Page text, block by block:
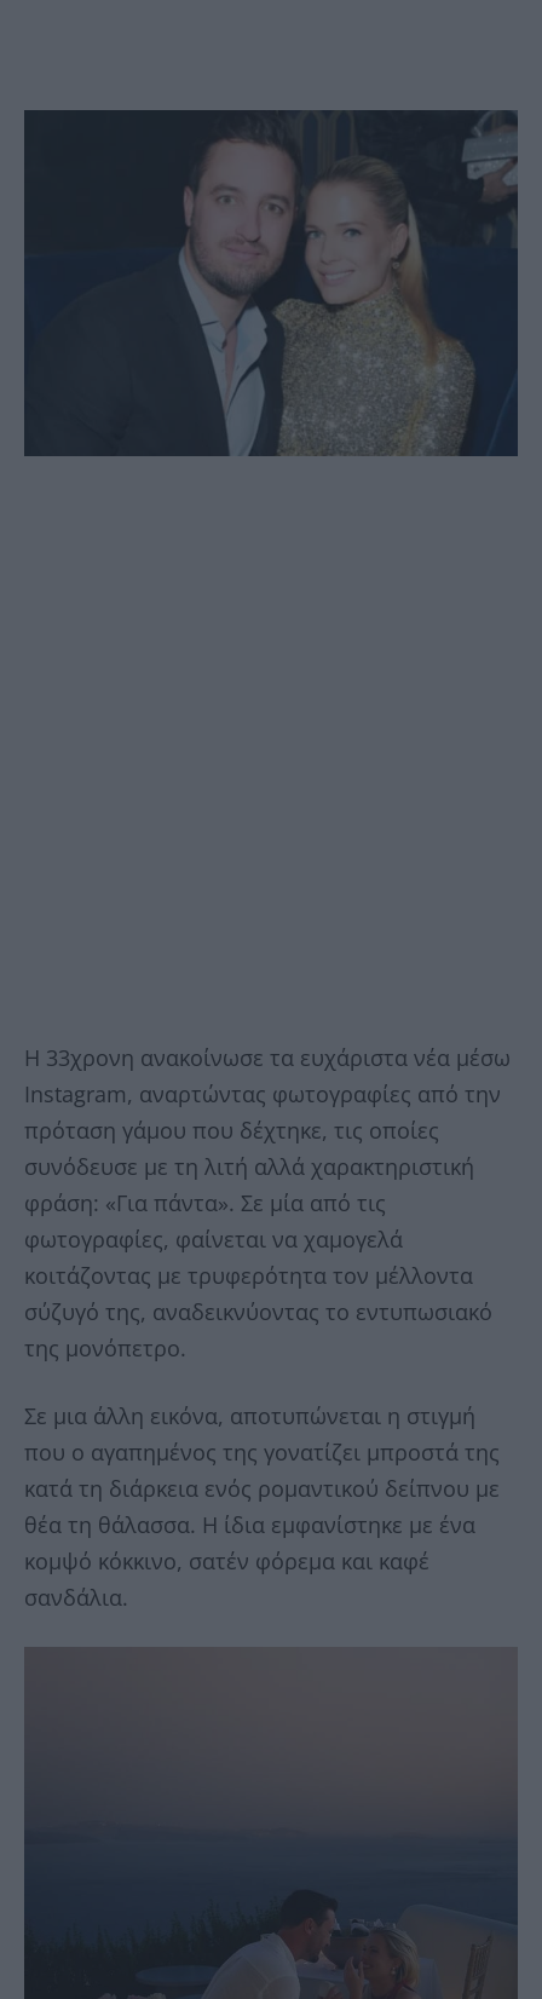
Η 33χρονη ανακοίνωσε τα ευχάριστα νέα μέσω
Instagram, αναρτώντας φωτογραφίες από την
πρόταση γάμου που δέχτηκε, τις οποίες
συνόδευσε με τη λιτή αλλά χαρακτηριστική
φράση: «Για πάντα». Σε μία από τις
φωτογραφίες, φαίνεται να χαμογελά
κοιτάζοντας με τρυφερότητα τον μέλλοντα
σύζυγό της, αναδεικνύοντας το εντυπωσιακό
της μονόπετρο.
Σε μια άλλη εικόνα, αποτυπώνεται η στιγμή
που ο αγαπημένος της γονατίζει μπροστά της
κατά τη διάρκεια ενός ρομαντικού δείπνου με
θέα τη θάλασσα. Η ίδια εμφανίστηκε με ένα
κομψό κόκκινο, σατέν φόρεμα και καφέ
σανδάλια.